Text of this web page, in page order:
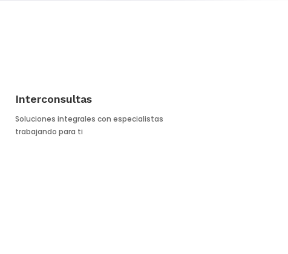
Interconsultas
Soluciones integrales con especialistas
trabajando para ti